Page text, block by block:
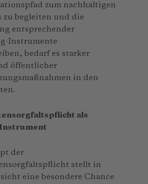
zum nachhaltigen
zu begleiten und die
entsprechender
Instrumente
bedarf es starker
öffentlicher
in den
als
der
stellt in
eine besondere Chance